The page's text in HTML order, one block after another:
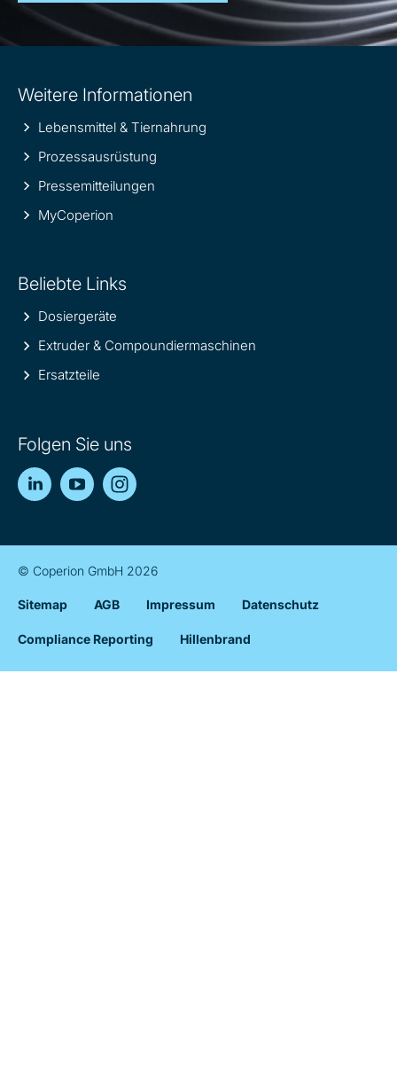
information
Weitere Informationen
Lebensmittel & Tiernahrung
Prozessausrüstung
Pressemitteilungen
MyCoperion
Beliebte Links
Dosiergeräte
Extruder & Compoundiermaschinen
Ersatzteile
Folgen Sie uns
LinkedInYouTube
© Coperion GmbH 2026
Sitemap AGB Impressum Datenschutz
Compliance Reporting Hillenbrand